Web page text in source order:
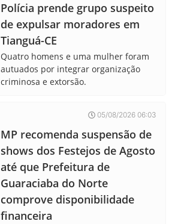
Polícia prende grupo suspeito
de expulsar moradores em
Tianguá-CE
Quatro homens e uma mulher foram
autuados por integrar organização
criminosa e extorsão.
05/08/2026 06:03
MP recomenda suspensão de
shows dos Festejos de Agosto
até que Prefeitura de
Guaraciaba do Norte
comprove disponibilidade
financeira